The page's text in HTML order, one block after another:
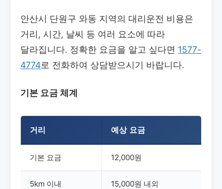
안산시 단원구 와동 지역의 대리운전 비용은
거리, 시간, 날씨 등 여러 요소에 따라
달라집니다. 정확한 요금을 알고 싶다면 1577-
4774로 전화하여 상담받으시기 바랍니다.
기본 요금 체계
거리 예상 요금
기본 요금 12,000원
5km 이내 15,000원 내외